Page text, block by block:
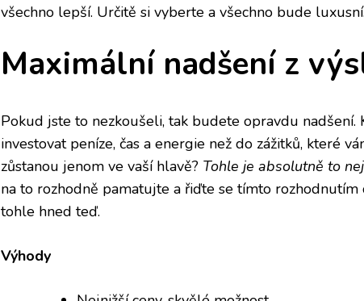
všechno lepší. Určitě si vyberte a všechno bude luxusní.
Maximální nadšení z
Pokud jste to nezkoušeli, tak budete opravdu nadšení.
investovat peníze, čas a energie než do zážitků, které
zůstanou jenom ve vaší hlavě? Tohle je absolutně to
na to rozhodně pamatujte a řiďte se tímto
tohle hned teď.
Výhody